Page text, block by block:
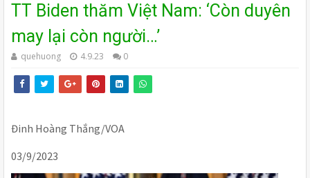
TT Biden thăm Việt Nam: ‘Còn duyên
may lại còn người…’
quehuong 4.9.23 0
Đinh Hoàng Thắng/VOA
03/9/2023